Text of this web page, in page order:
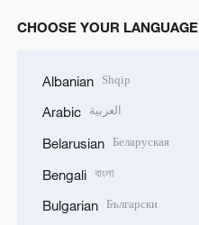
CHOOSE YOUR LANGUAGE
Albanian Shqip
Arabic العربية
Belarusian Беларуская
Bengali বাংলা
Bulgarian Български